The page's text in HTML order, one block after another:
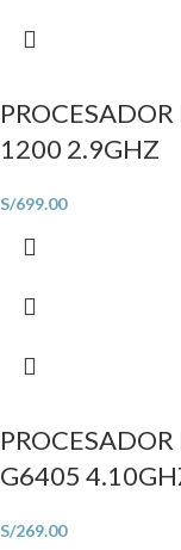
1200 2.9GHZ
S/699.00
G6405
S/269.00